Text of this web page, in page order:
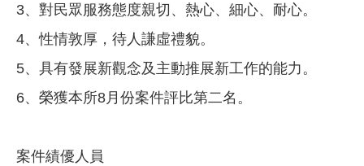
3、對民眾服務態度親切、熱心、細心、耐心。
4、性情敦厚，待人謙虛禮貌。
5、具有發展新觀念及主動推展新工作的能力。
6、榮獲本所8月份案件評比第二名。
案件績優人員